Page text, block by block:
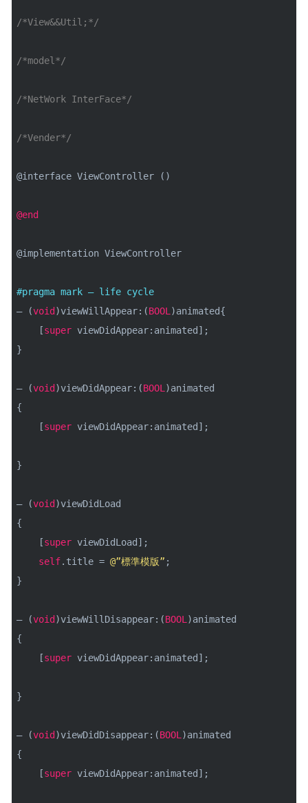
/*View&&Util;*/
/*model*/
/*NetWork InterFace*/
/*Vender*/
@interface ViewController ()
@end
@implementation ViewController
#pragma mark – life cycle
– (void )viewWillAppear:(BOOL )animated{
[super viewDidAppear:animated];
}
– (void )viewDidAppear:(BOOL )animated
{
[super viewDidAppear:animated];
}
– (void )viewDidLoad
{
[super viewDidLoad];
self.title = @”標準模版” ;
}
– (void )viewWillDisappear:(BOOL )animated
{
[super viewDidAppear:animated];
}
– (void )viewDidDisappear:(BOOL )animated
{
[super viewDidAppear:animated];